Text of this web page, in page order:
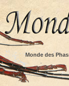
Monde des